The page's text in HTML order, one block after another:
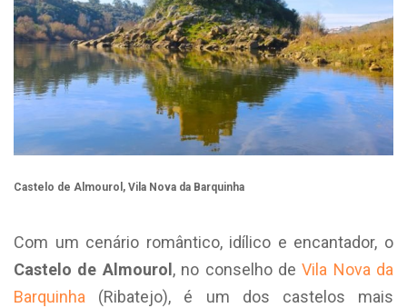
Castelo de Almourol, Vila Nova da Barquinha
Com um cenário romântico, idílico e encantador, o
Castelo de Almourol , no conselho deVila Nova da
Barquinha (Ribatejo), é um dos castelos mais